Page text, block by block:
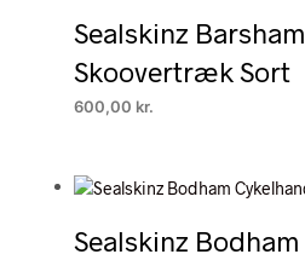
Sealskinz Barsham
Skoovertræk Sort
600,00 kr.
Sealskinz Bodham